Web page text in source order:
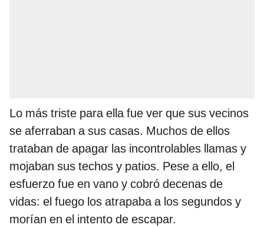
Lo más triste para ella fue ver que sus vecinos
se aferraban a sus casas. Muchos de ellos
trataban de apagar las incontrolables llamas y
mojaban sus techos y patios. Pese a ello, el
esfuerzo fue en vano y cobró decenas de
vidas: el fuego los atrapaba a los segundos y
morían en el intento de escapar.